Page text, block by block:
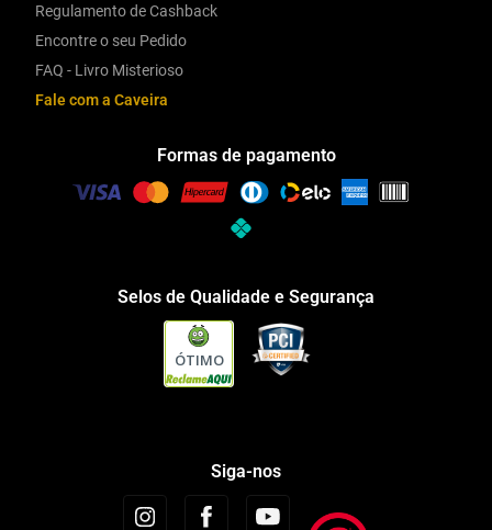
Regulamento de Cashback
Encontre o seu Pedido
FAQ - Livro Misterioso
Fale com a Caveira
Formas de pagamento
Selos de Qualidade e Segurança
ÓTIMO
Siga-nos